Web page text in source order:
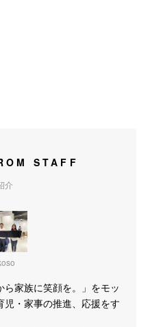
STAFF
介
家族に笑顔を。」をモッ
児・家事の推進、応援をす